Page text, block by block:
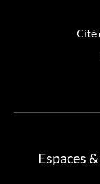
Cité
Espaces